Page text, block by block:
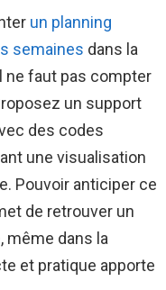
un planning
semaines dans la
ne faut pas compter
un support
des codes
une visualisation
Pouvoir anticiper ce
de retrouver un
même dans la
et pratique apporte